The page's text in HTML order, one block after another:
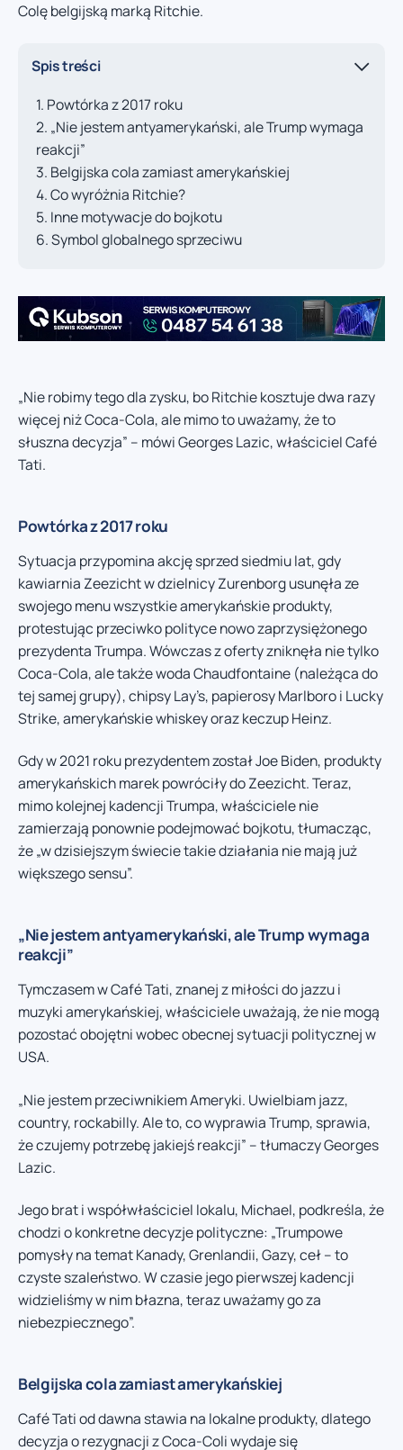
Colę belgijską marką Ritchie.
Spis treści
Powtórka z 2017 roku
„Nie jestem antyamerykański, ale Trump wymaga
reakcji”
Belgijska cola zamiast amerykańskiej
Co wyróżnia Ritchie?
Inne motywacje do bojkotu
Symbol globalnego sprzeciwu
„Nie robimy tego dla zysku, bo Ritchie kosztuje dwa razy
więcej niż Coca-Cola, ale mimo to uważamy, że to
słuszna decyzja” – mówi Georges Lazic, właściciel Café
Tati.
Powtórka z 2017 roku
Sytuacja przypomina akcję sprzed siedmiu lat, gdy
kawiarnia Zeezicht w dzielnicy Zurenborg usunęła ze
swojego menu wszystkie amerykańskie produkty,
protestując przeciwko polityce nowo zaprzysiężonego
prezydenta Trumpa. Wówczas z oferty zniknęła nie tylko
Coca-Cola, ale także woda Chaudfontaine (należąca do
tej samej grupy), chipsy Lay’s, papierosy Marlboro i Lucky
Strike, amerykańskie whiskey oraz keczup Heinz.
Gdy w 2021 roku prezydentem został Joe Biden, produkty
amerykańskich marek powróciły do Zeezicht. Teraz,
mimo kolejnej kadencji Trumpa, właściciele nie
zamierzają ponownie podejmować bojkotu, tłumacząc,
że „w dzisiejszym świecie takie działania nie mają już
większego sensu”.
„Nie jestem antyamerykański, ale Trump wymaga
reakcji”
Tymczasem w Café Tati, znanej z miłości do jazzu i
muzyki amerykańskiej, właściciele uważają, że nie mogą
pozostać obojętni wobec obecnej sytuacji politycznej w
USA.
„Nie jestem przeciwnikiem Ameryki. Uwielbiam jazz,
country, rockabilly. Ale to, co wyprawia Trump, sprawia,
że czujemy potrzebę jakiejś reakcji” – tłumaczy Georges
Lazic.
Jego brat i współwłaściciel lokalu, Michael, podkreśla, że
chodzi o konkretne decyzje polityczne: „Trumpowe
pomysły na temat Kanady, Grenlandii, Gazy, ceł – to
czyste szaleństwo. W czasie jego pierwszej kadencji
widzieliśmy w nim błazna, teraz uważamy go za
niebezpiecznego”.
Belgijska cola zamiast amerykańskiej
Café Tati od dawna stawia na lokalne produkty, dlatego
decyzja o rezygnacji z Coca-Coli wydaje się